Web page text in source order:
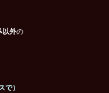
以外の
で）